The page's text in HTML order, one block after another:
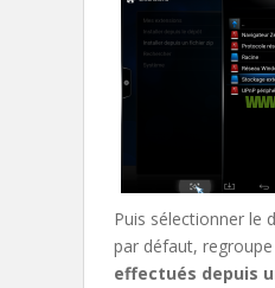
Puis sélectionner le
par défaut, regroupe
effectués depuis